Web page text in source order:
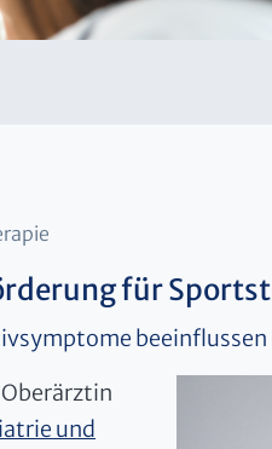
für
beeinflussen
und